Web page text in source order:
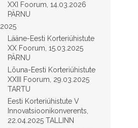
XXI Foorum, 14.03.2026
PÄRNU
2025
Lääne-Eesti Korteriühistute
XX Foorum, 15.03.2025
PÄRNU
Lõuna-Eesti Korteriühistute
XXIII Foorum, 29.03.2025
TARTU
Eesti Korteriühistute V
Innovatsioonikonverents,
22.04.2025 TALLINN